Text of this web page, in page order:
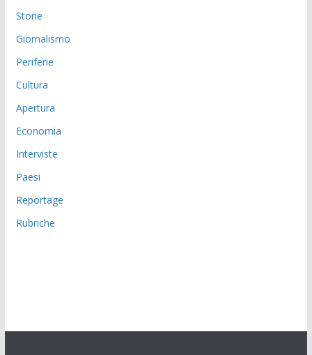
Storie
Giornalismo
Periferie
Cultura
Apertura
Economia
Interviste
Paesi
Reportage
Rubriche